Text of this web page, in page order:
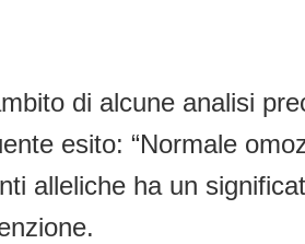
di alcune analisi
esito: “Normale
alleliche ha un